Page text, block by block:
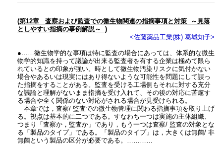
(第12章 査察および監査での微生物関連の指摘事項と対策 ～見落
としやすい指摘の事例解説～ )
<佐藤薬品工業(株) 葛城知子>
●……微生物学的な事項は特に監査の場合にあっては、体系的な微生
物学的知識を持って議論が出来る監査者を有する企業は極めて限ら
れているとの印象が強い。時として微生物汚染リスクに気付かない
場合やあるいは現実にはあり得ないような可能性を問題にして誤っ
た指摘をすることがある。監査を受ける工場側もそれに対する充分
な議論と理解がないまま指摘を受け入れて、その後の対応に苦慮す
る場合や全く関係のない対応がされる場合が見受けられる。
本章では，査察/ 監査での微生物管理に関わる指摘事項を取り上げ
る。視点は基本的に二つである。すなわち一つは実施の主体組織、
つまり「査察か，監査か」であり，もう一つは査察/ 監査の対象とな
る「製品のタイプ」である。「製品のタイプ」は，大きくは無菌/ 非
無菌という製品の区分が必要である。…………